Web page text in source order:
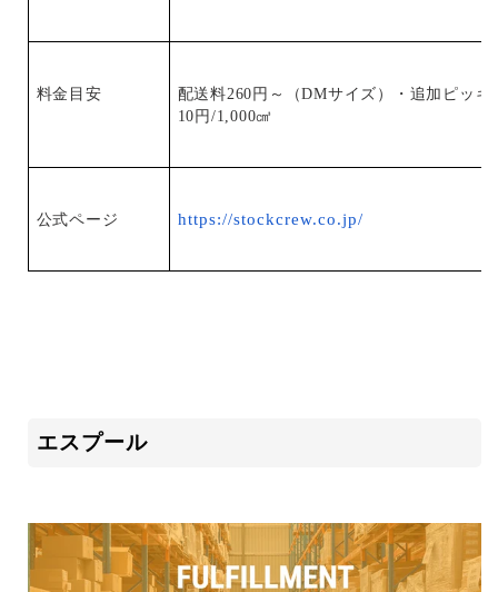
料金目安
配送料260円～（DMサイズ）・追加ピッ
10円/1,000㎤
公式ページ https://stockcrew.co.jp/
エスプール